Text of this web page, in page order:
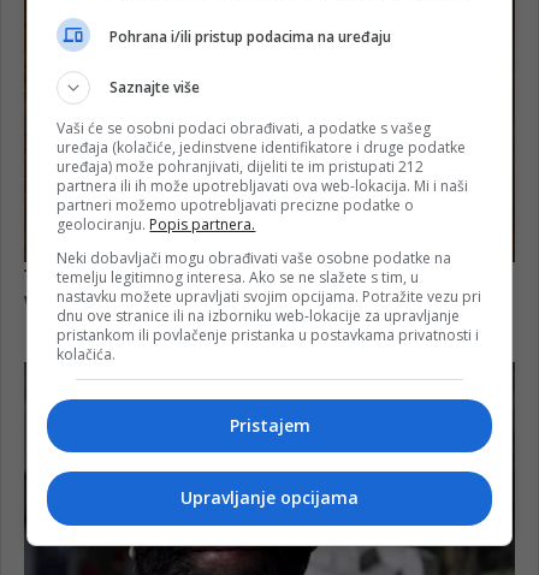
Pohrana i/ili pristup podacima na uređaju
Saznajte više
Vaši će se osobni podaci obrađivati, a podatke s vašeg
uređaja (kolačiće, jedinstvene identifikatore i druge podatke
uređaja) može pohranjivati, dijeliti te im pristupati 212
partnera ili ih može upotrebljavati ova web-lokacija. Mi i naši
partneri možemo upotrebljavati precizne podatke o
geolociranju. Popis partnera.
Neki dobavljači mogu obrađivati vaše osobne podatke na
temelju legitimnog interesa. Ako se ne slažete s tim, u
nastavku možete upravljati svojim opcijama. Potražite vezu pri
dnu ove stranice ili na izborniku web-lokacije za upravljanje
pristankom ili povlačenje pristanka u postavkama privatnosti i
kolačića.
Pristajem
Upravljanje opcijama